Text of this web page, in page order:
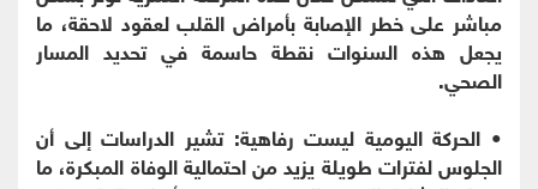
مباشر على خطر الإصابة بأمراض القلب لعقود لاحقة، ما
يجعل هذه السنوات نقطة حاسمة في تحديد المسار
الصحي.
• الحركة اليومية ليست رفاهية: تشير الدراسات إلى أن
الجلوس لفترات طويلة يزيد من احتمالية الوفاة المبكرة، ما